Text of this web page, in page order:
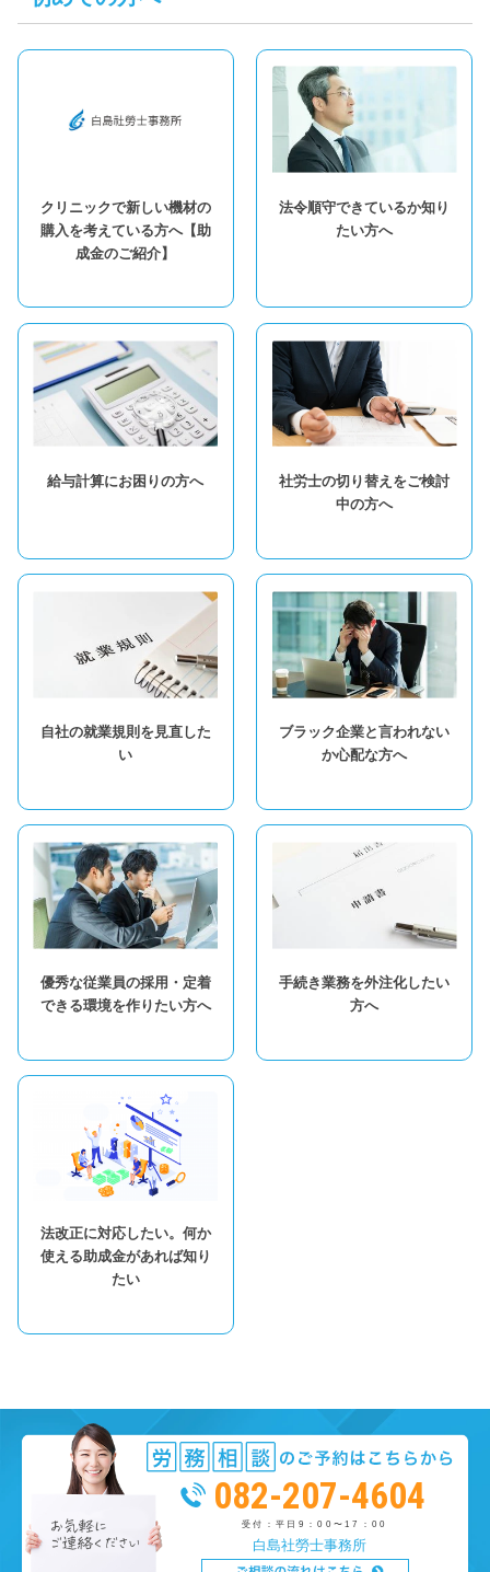
クリニックで新しい機材の
購入を考えている方へ【助
成金のご紹介】
法令順守できているか知り
たい方へ
給与計算にお困りの方へ
社労士の切り替えをご検討
中の方へ
自社の就業規則を見直した
い
ブラック企業と言われない
か心配な方へ
優秀な従業員の採用・定着
できる環境を作りたい方へ
手続き業務を外注化したい
方へ
法改正に対応したい。何か
使える助成金があれば知り
たい
082-207-4604
受付：平日9：00〜17：00
白島社勞士事務所